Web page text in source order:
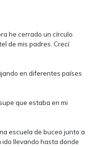
he cerrado un círculo.
de mis padres. Crecí
en diferentes países
que estaba en mi
escuela de buceo junto a
ido llevando hasta donde